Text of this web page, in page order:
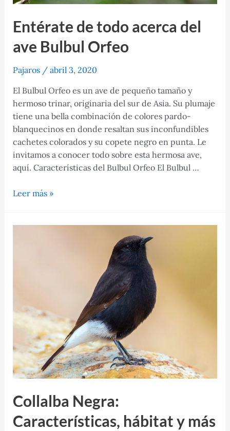
Entérate de todo acerca del
ave Bulbul Orfeo
Pajaros/ abril 3, 2020
El Bulbul Orfeo es un ave de pequeño tamaño y
hermoso trinar, originaria del sur de Asia. Su plumaje
tiene una bella combinación de colores pardo-
blanquecinos en donde resaltan sus inconfundibles
cachetes colorados y su copete negro en punta. Le
invitamos a conocer todo sobre esta hermosa ave,
aquí. Características del Bulbul Orfeo El Bulbul …
Entérate
Leer más »
Collalba Negra:
Características, hábitat y más